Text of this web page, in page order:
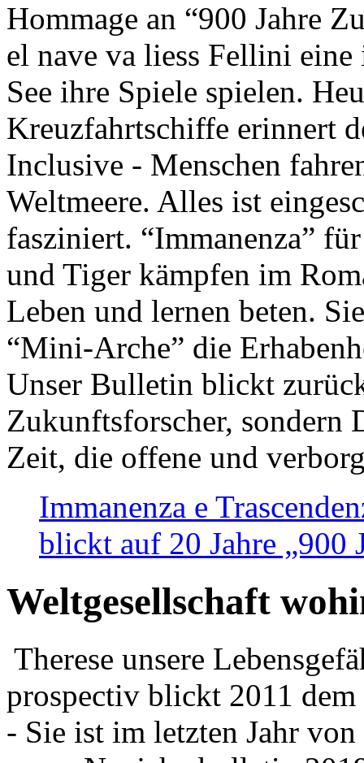
Hommage an “900 Jahre
el nave va liess Fellini
See ihre Spiele spielen.
Kreuzfahrtschiffe erinnert
Inclusive - Menschen
Weltmeere. Alles ist
fasziniert. “Immanenza”
und Tiger kämpfen im
Leben und lernen beten.
“Mini-Arche” die
Unser Bulletin blickt
Zukunftsforscher, sondern
Zeit, die offene und
Immanenza e
blickt auf 20 Jahre „900
Weltgesellschaft
Therese unsere
prospectiv blickt 2011
- Sie ist im letzten Jahr